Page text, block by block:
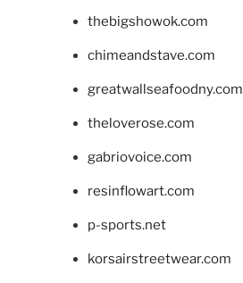
thebigshowok.com
chimeandstave.com
greatwallseafoodny.com
theloverose.com
gabriovoice.com
resinflowart.com
p-sports.net
korsairstreetwear.com